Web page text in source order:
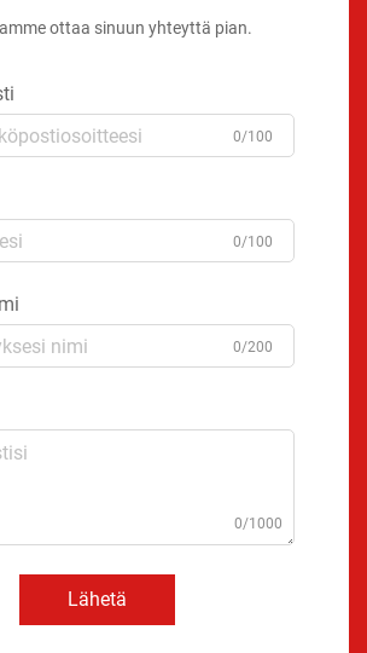
ottaa sinuun yhteyttä pian.
0/100
0/100
0/200
0/1000
Lähetä